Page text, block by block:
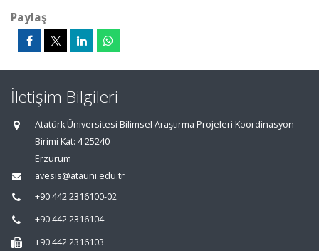
Paylaş
İletişim Bilgileri
Atatürk Üniversitesi Bilimsel Araştırma Projeleri Koordinasyon
Birimi Kat: 4 25240
Erzurum
avesis@atauni.edu.tr
+90 442 2316100-02
+90 442 2316104
+90 442 2316103